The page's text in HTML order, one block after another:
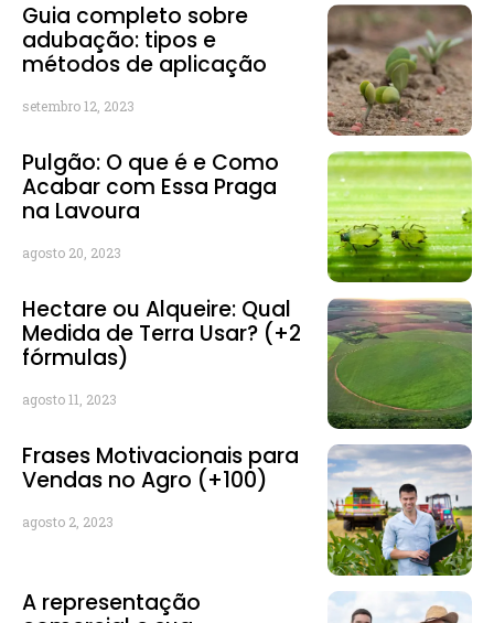
Guia completo sobre
adubação: tipos e
métodos de aplicação
setembro 12, 2023
Pulgão: O que é e Como
Acabar com Essa Praga
na Lavoura
agosto 20, 2023
Hectare ou Alqueire: Qual
Medida de Terra Usar? (+2
fórmulas)
agosto 11, 2023
Frases Motivacionais para
Vendas no Agro (+100)
agosto 2, 2023
A representação